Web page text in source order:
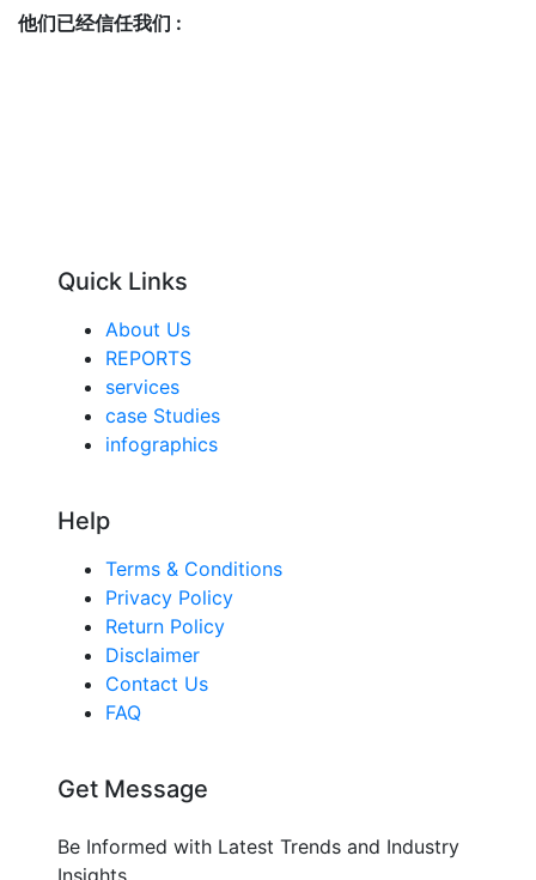
他们已经信任我们 :
Quick Links
About Us
REPORTS
services
case Studies
infographics
Help
Terms & Conditions
Privacy Policy
Return Policy
Disclaimer
Contact Us
FAQ
Get Message
Be Informed with Latest Trends and Industry
Insights